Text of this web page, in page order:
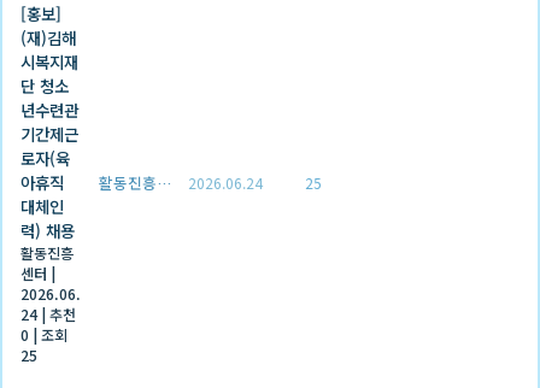
[홍보]
(재)김해
시복지재
단 청소
년수련관
기간제근
로자(육
아휴직
대체인
력) 채용
활동진흥
센터 |
2026.06.
24 |추천
0 |조회
25
활동진흥센터 2026.06.24 25